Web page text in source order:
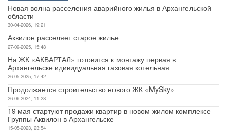
Новая волна расселения аварийного жилья в Архангельской
области
30-04-2026, 19:21
Аквилон расселяет старое жилье
27-09-2025, 15:48
На ЖК «АКВАРТАЛ» готовится к монтажу первая в
Архангельске идивидуальная газовая котельная
26-05-2025, 17:42
Продолжается строительство нового ЖК «MySky»
26-06-2024, 11:28
19 мая стартуют продажи квартир в новом жилом комплексе
Группы Аквилон в Архангельске
15-05-2023, 23:54